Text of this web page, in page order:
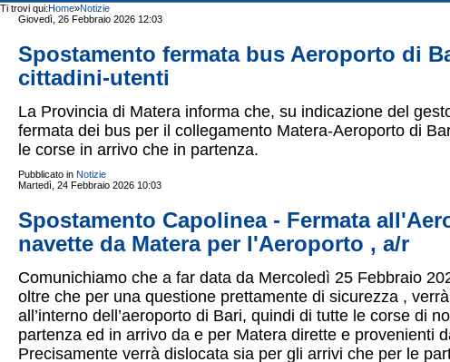
Ti trovi qui:Home»Notizie
Giovedì, 26 Febbraio 2026 12:03
Spostamento fermata bus Aeroporto di
cittadini-utenti
La Provincia di Matera informa che, su indicazione del
fermata dei bus per il collegamento Matera-Aeroporto di
le corse in arrivo che in partenza.
Pubblicato in Notizie
Martedì, 24 Febbraio 2026 10:03
Spostamento Capolinea - Fermata
navette da Matera per l'Aeroporto , a/r
Comunichiamo che a far data da Mercoledì 25 Febbraio
oltre che per una questione prettamente di sicurezza ,
all’interno dell’aeroporto di Bari, quindi di tutte le corse di
partenza ed in arrivo da e per Matera dirette e provenienti
Precisamente verrà dislocata sia per gli arrivi che per le